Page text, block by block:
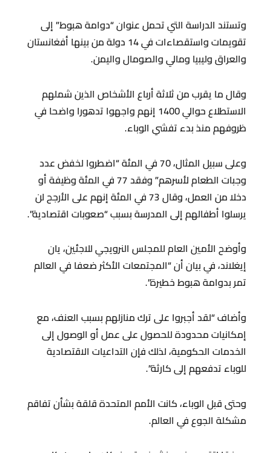
وتستند الدراسة التي تحمل عنوان “دوامة هبوط” إلى
تقويمات واستقصاءات في 14 دولة من بينها أفغانستان
والعراق وليبيا ومالي والصومال واليمن.
وقال ما يقرب من ثلاثة أرباع الأشخاص الذين شملهم
الاستطلاع حوالي 1400 إنهم واجهوا تدهورا واضحا في
ظروفهم منذ بدء تفشي الوباء.
وعلى سبيل المثال، 70 في المئة “اضطروا لخفض عدد
وجبات الطعام لأسرهم” وفقد 77 في المئة وظيفة أو
دخلا من العمل، وقال 73 في المئة إنهم على الأرجح لن
يرسلوا أطفالهم إلى المدرسة بسبب “صعوبات اقتصادية”.
وأوضح الأمين العام للمجلس النرويجي للاجئين، يان
إيغلاند، في بيان أن “المجتمعات الأكثر ضعفا في العالم
تمر بدوامة هبوط خطيرة”.
وأضاف “لقد أجبروا على ترك منازلهم بسبب العنف، مع
إمكانيات محدودة للحصول على عمل أو الوصول إلى
الخدمات الحكومية، لذلك فإن التداعيات الاقتصادية
للوباء تدفعهم إلى كارثة”.
وحتى قبل الوباء، كانت الأمم المتحدة قلقة بشأن تفاقم
مشكلة الجوع في العالم.